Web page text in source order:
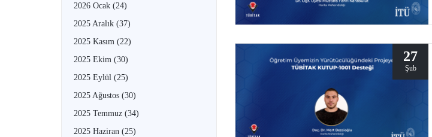
2026 Ocak (24)
2025 Aralık (37)
2025 Kasım (22)
2025 Ekim (30)
2025 Eylül (25)
2025 Ağustos (30)
2025 Temmuz (34)
2025 Haziran (25)
27
Şub